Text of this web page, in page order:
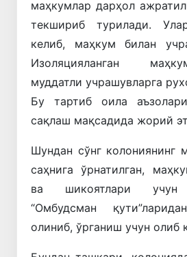
маҳкумлар дарҳол
текшириб турилади.
келиб, маҳкум билан
Изоляцияланган
муддатли учрашувларга
Бу тартиб оила
сақлаш мақсадида жорий
Шундан сўнг колониянинг
саҳнига ўрнатилган,
ва шикоятлари учун
“Омбудсман қути”ларидан
олиниб, ўрганиш учун олиб